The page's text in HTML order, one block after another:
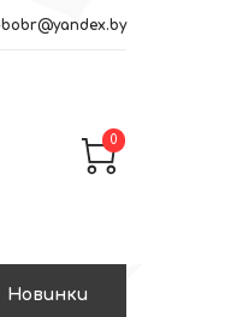
0
Новинки